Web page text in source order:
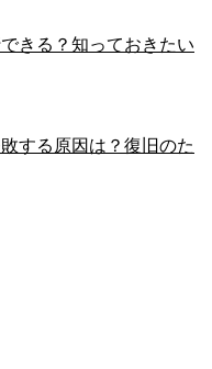
きる？知っておきたい
する原因は？復旧のた